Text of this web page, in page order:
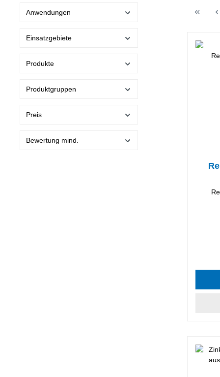
Anwendungen
Einsatzgebiete
Produkte
Produktgruppen
Preis
Bewertung mind.